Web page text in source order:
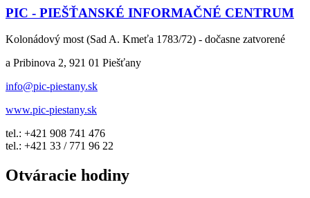
PIC - PIEŠŤANSKÉ INFORMAČNÉ CENTRUM
Kolonádový most (Sad A. Kmeťa 1783/72) - dočasne zatvorené
a Pribinova 2, 921 01 Piešťany
info@pic-piestany.sk
www.pic-piestany.sk
tel.: +421 908 741 476
tel.: +421 33 / 771 96 22
Otváracie hodiny